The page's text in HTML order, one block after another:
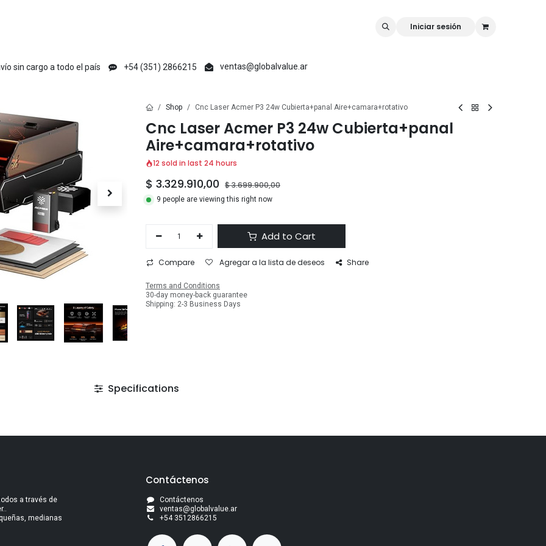
Iniciar sesión
sin cargo a todo el país +54 (351) 2866215 ventas@globalvalue.ar
Shop Cnc Laser Acmer P3 24w Cubierta+panal Aire+camara+rotativo
Cnc Laser Acmer P3 24w Cubierta+panal
Aire+camara+rotativo
12 sold in last 24 hours
$ 3.329.910,00 $3.699.900,00
9 people are viewing this right now
Add to Cart
Compare Agregar a la lista de deseos Share
Terms and Conditions
30-day money-back guarantee
Shipping: 2-3 Business Days
Specifications
a través de
medianas
Contáctenos
Contáctenos
ventas@globalvalue.ar
+54 3512866215